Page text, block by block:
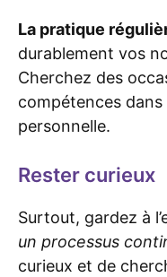
La pratique
durablement vos
Cherchez des
compétences
personnelle.
Rester curieux
Surtout, gardez à
un processus
curieux et de